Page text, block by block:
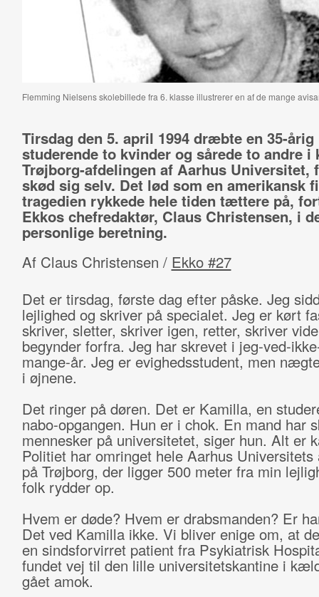
Flemming Nielsens skolebillede fra 6. klasse illustrerer en af de mange
Tirsdag den 5. april 1994 dræbte en 35-
studerende to kvinder og sårede to andre i
Trøjborg-afdelingen af Aarhus Universitet,
skød sig selv. Det lød som en amerikansk
tragedien rykkede hele tiden tættere på,
Ekkos chefredaktør, Claus Christensen, i
personlige beretning.
Af Claus Christensen / Ekko #27
Det er tirsdag, første dag efter påske. Jeg
lejlighed og skriver på specialet. Jeg er kørt
skriver, sletter, skriver igen, retter, skriver
begynder forfra. Jeg har skrevet i jeg-ved-
mange-år. Jeg er evighedsstudent, men
i øjnene.
Det ringer på døren. Det er Kamilla, en
nabo-opgangen. Hun er i chok. En mand har
mennesker på universitetet, siger hun. Alt er
Politiet har omringet hele Aarhus Universitets
på Trøjborg, der ligger 500 meter fra min
folk rydder op.
Hvem er døde? Hvem er drabsmanden? Er
Det ved Kamilla ikke. Vi bliver enige om, at
en sindsforvirret patient fra Psykiatrisk
fundet vej til den lille universitetskantine i
gået amok.